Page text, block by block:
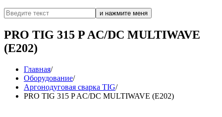
PRO TIG 315 P AC/DC MULTIWAVE
(E202)
Главная/
Оборудование/
Аргонодуговая сварка TIG/
PRO TIG 315 P AC/DC MULTIWAVE (E202)